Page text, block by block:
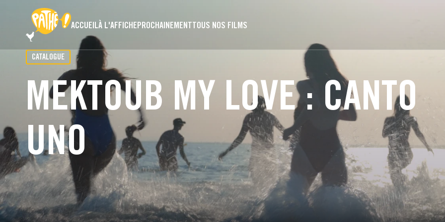
ACCUEILÀ L'AFFICHEPROCHAINEMENTTOUS NOS FILMS
CATALOGUE
MEKTOUB MY LOVE : CANTO
UNO